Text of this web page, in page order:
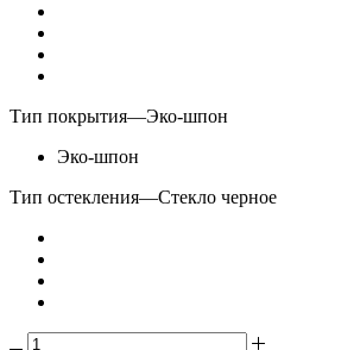
Тип покрытия—Эко-шпон
Эко-шпон
Тип остекления—Стекло черное